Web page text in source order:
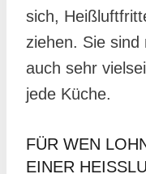
sich,
ziehen. Sie
auch sehr
jede Küche.
FÜR WEN
EINER